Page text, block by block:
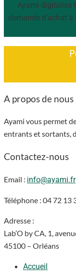
Ayami digitalise
demande d’achat
A propos de nous
Ayami vous permet
entrants et sortants,
Contactez-nous
Email : info@ayami.fr
Téléphone : 04 72 13
Adresse :
Lab’O by CA, 1,
45100 – Orléans
Accueil